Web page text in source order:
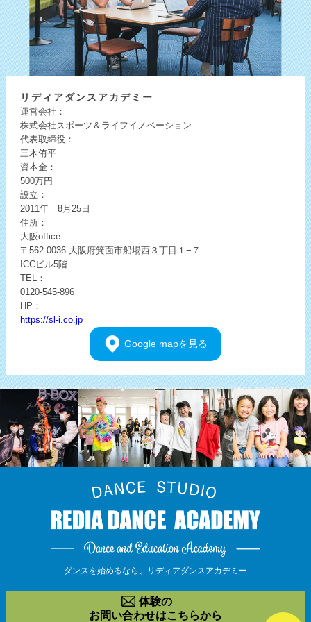
リディアダンスアカデミー
運営会社：
株式会社スポーツ＆ライフイノベーション
代表取締役：
三木侑平
資本金：
500万円
設立：
2011年 8月25日
住所：
大阪office
〒562-0036 大阪府箕面市船場西３丁目１−７
ICCビル5階
TEL：
0120-545-896
HP：
https://sl-i.co.jp
Google mapを見る
ダンスを始めるなら、 リディアダンスアカデミー
体験の
お問い合わせはこちらから